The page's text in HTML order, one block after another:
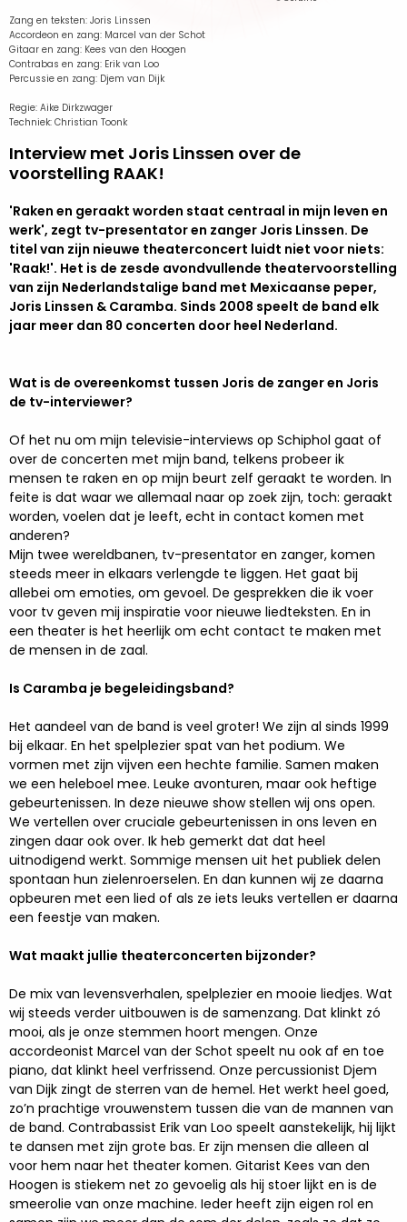
Zang en teksten: Joris Linssen
Accordeon en zang: Marcel van der Schot
Gitaar en zang: Kees van den Hoogen
Contrabas en zang: Erik van Loo
Percussie en zang: Djem van Dijk
Regie: Aike Dirkzwager
Techniek: Christian Toonk
Interview met Joris Linssen over de
voorstelling RAAK!
'Raken en geraakt worden staat centraal in mijn leven en
werk', zegt tv-presentator en zanger Joris Linssen. De
titel van zijn nieuwe theaterconcert luidt niet voor niets:
'Raak!'. Het is de zesde avondvullende theatervoorstelling
van zijn Nederlandstalige band met Mexicaanse peper,
Joris Linssen & Caramba. Sinds 2008 speelt de band elk
jaar meer dan 80 concerten door heel Nederland.
Wat is de overeenkomst tussen Joris de zanger en Joris
de tv-interviewer?
Of het nu om mijn televisie-interviews op Schiphol gaat of
over de concerten met mijn band, telkens probeer ik
mensen te raken en op mijn beurt zelf geraakt te worden. In
feite is dat waar we allemaal naar op zoek zijn, toch: geraakt
worden, voelen dat je leeft, echt in contact komen met
anderen?
Mijn twee wereldbanen, tv-presentator en zanger, komen
steeds meer in elkaars verlengde te liggen. Het gaat bij
allebei om emoties, om gevoel. De gesprekken die ik voer
voor tv geven mij inspiratie voor nieuwe liedteksten. En in
een theater is het heerlijk om echt contact te maken met
de mensen in de zaal.
Is Caramba je begeleidingsband?
Het aandeel van de band is veel groter! We zijn al sinds 1999
bij elkaar. En het spelplezier spat van het podium. We
vormen met zijn vijven een hechte familie. Samen maken
we een heleboel mee. Leuke avonturen, maar ook heftige
gebeurtenissen. In deze nieuwe show stellen wij ons open.
We vertellen over cruciale gebeurtenissen in ons leven en
zingen daar ook over. Ik heb gemerkt dat dat heel
uitnodigend werkt. Sommige mensen uit het publiek delen
spontaan hun zielenroerselen. En dan kunnen wij ze daarna
opbeuren met een lied of als ze iets leuks vertellen er daarna
een feestje van maken.
Wat maakt jullie theaterconcerten bijzonder?
De mix van levensverhalen, spelplezier en mooie liedjes. Wat
wij steeds verder uitbouwen is de samenzang. Dat klinkt zó
mooi, als je onze stemmen hoort mengen. Onze
accordeonist Marcel van der Schot speelt nu ook af en toe
piano, dat klinkt heel verfrissend. Onze percussionist Djem
van Dijk zingt de sterren van de hemel. Het werkt heel goed,
zo’n prachtige vrouwenstem tussen die van de mannen van
de band. Contrabassist Erik van Loo speelt aanstekelijk, hij lijkt
te dansen met zijn grote bas. Er zijn mensen die alleen al
voor hem naar het theater komen. Gitarist Kees van den
Hoogen is stiekem net zo gevoelig als hij stoer lijkt en is de
smeerolie van onze machine. Ieder heeft zijn eigen rol en